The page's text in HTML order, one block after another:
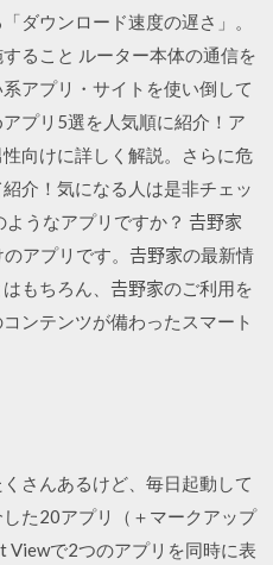
ダウンロード速度の遅さ」。
ること ルーター本体の通信を
アプリ・サイトを使い倒して
プリ5選を人気順に紹介！ア
向けに詳しく解説。さらに危
介！気になる人は是非チェッ
うなアプリですか？ 𠮷野家
アプリです。𠮷野家の最新情
もちろん、𠮷野家のご利用を
ンテンツが備わったスマート
さんあるけど、毎日起動して
た20アプリ（＋マークアップ
Viewで2つのアプリを同時に表